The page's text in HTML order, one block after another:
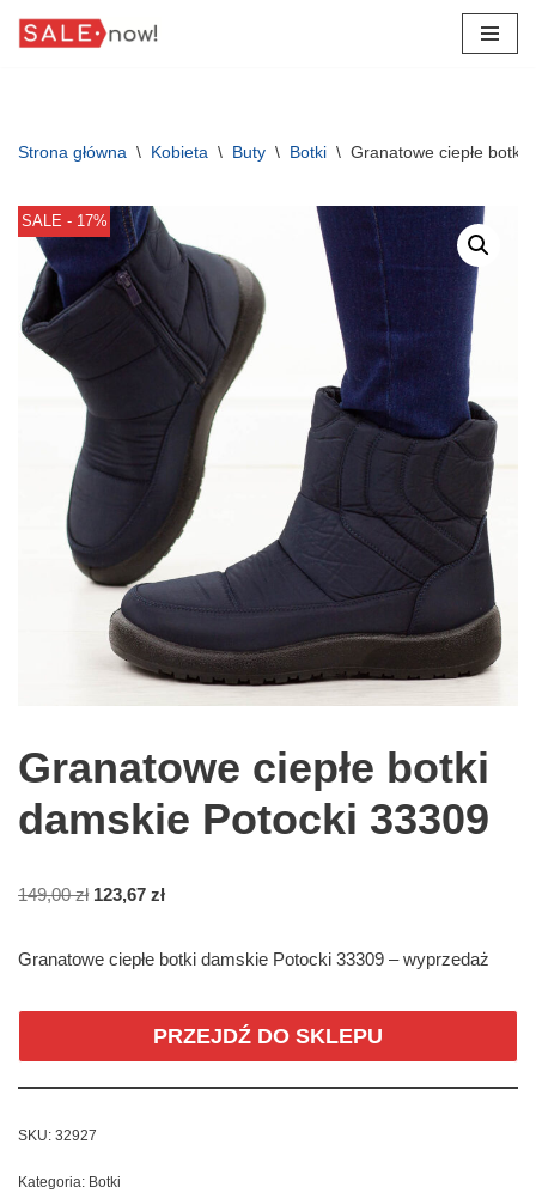
Strona główna \ Kobieta \ Buty \ Botki \ Granatowe ciepłe botki
SALE - 17%
Granatowe ciepłe botki
damskie Potocki 33309
149,00zł 123,67 zł
Granatowe ciepłe botki damskie Potocki 33309 – wyprzedaż
PRZEJDŹ DO SKLEPU
SKU: 32927
Kategoria: Botki